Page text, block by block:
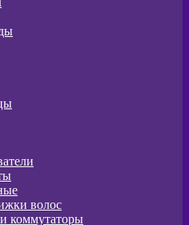
волос
коммутаторы